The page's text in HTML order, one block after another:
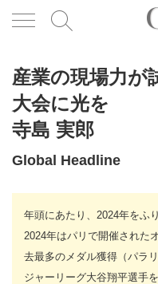
産業の現場力が
大会に光を
寺島 実郎
Global Headline
年頭にあたり、2024年をふ
2024年はパリで開催された
去最多のメダル獲得（パラ
ジャーリーグ大谷翔平選手